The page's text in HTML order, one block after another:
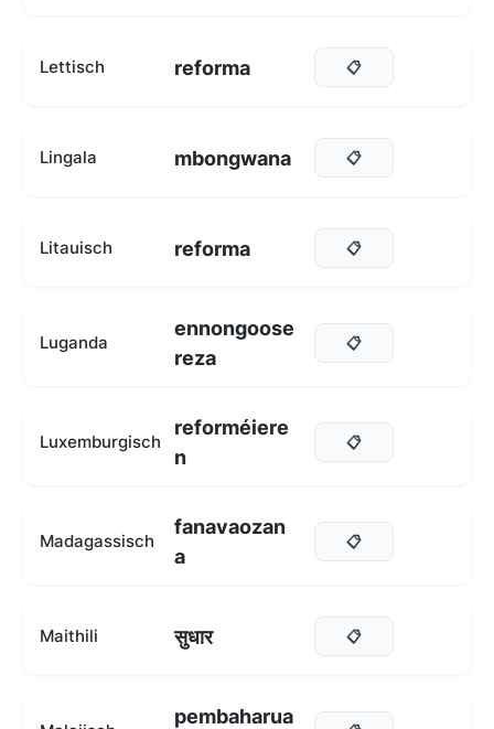
Lettisch reforma 📋
Lingala mbongwana 📋
Litauisch reforma 📋
Luganda
ennongoose
reza
📋
Luxemburgisch
reforméiere
n
📋
Madagassisch
fanavaozan
a
📋
Maithili सुधार 📋
pembaharua